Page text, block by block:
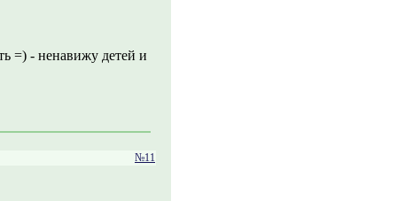
=) - ненавижу детей и
№11